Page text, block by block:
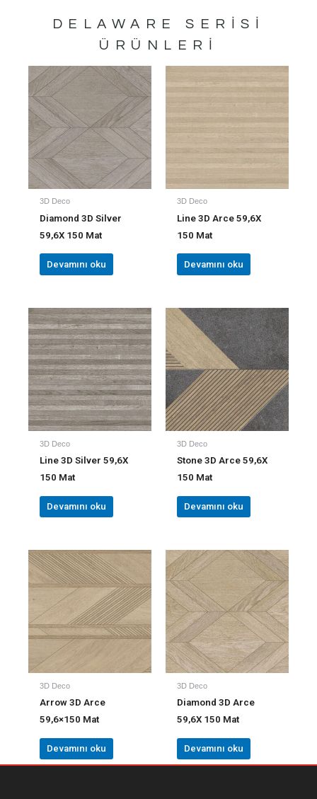
DELAWARE
SERISI
ÜRÜNLERI
3D Deco
Diamond 3D Silver
59,6X 150 Mat
Devamını oku
3D Deco
Line 3D Arce 59,6X
150 Mat
Devamını oku
3D Deco
Line 3D Silver 59,6X
150 Mat
Devamını oku
3D Deco
Stone 3D Arce 59,6X
150 Mat
Devamını oku
3D Deco
Arrow 3D Arce
59,6×150 Mat
Devamını oku
3D Deco
Diamond 3D Arce
59,6X 150 Mat
Devamını oku